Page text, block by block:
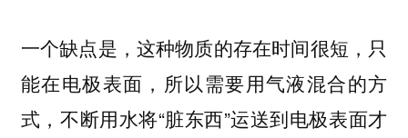
一个缺点是，这种物质的存在时间很短，只
能在电极表面，所以需要用气液混合的方
式，不断用水将“脏东西”运送到电极表面才